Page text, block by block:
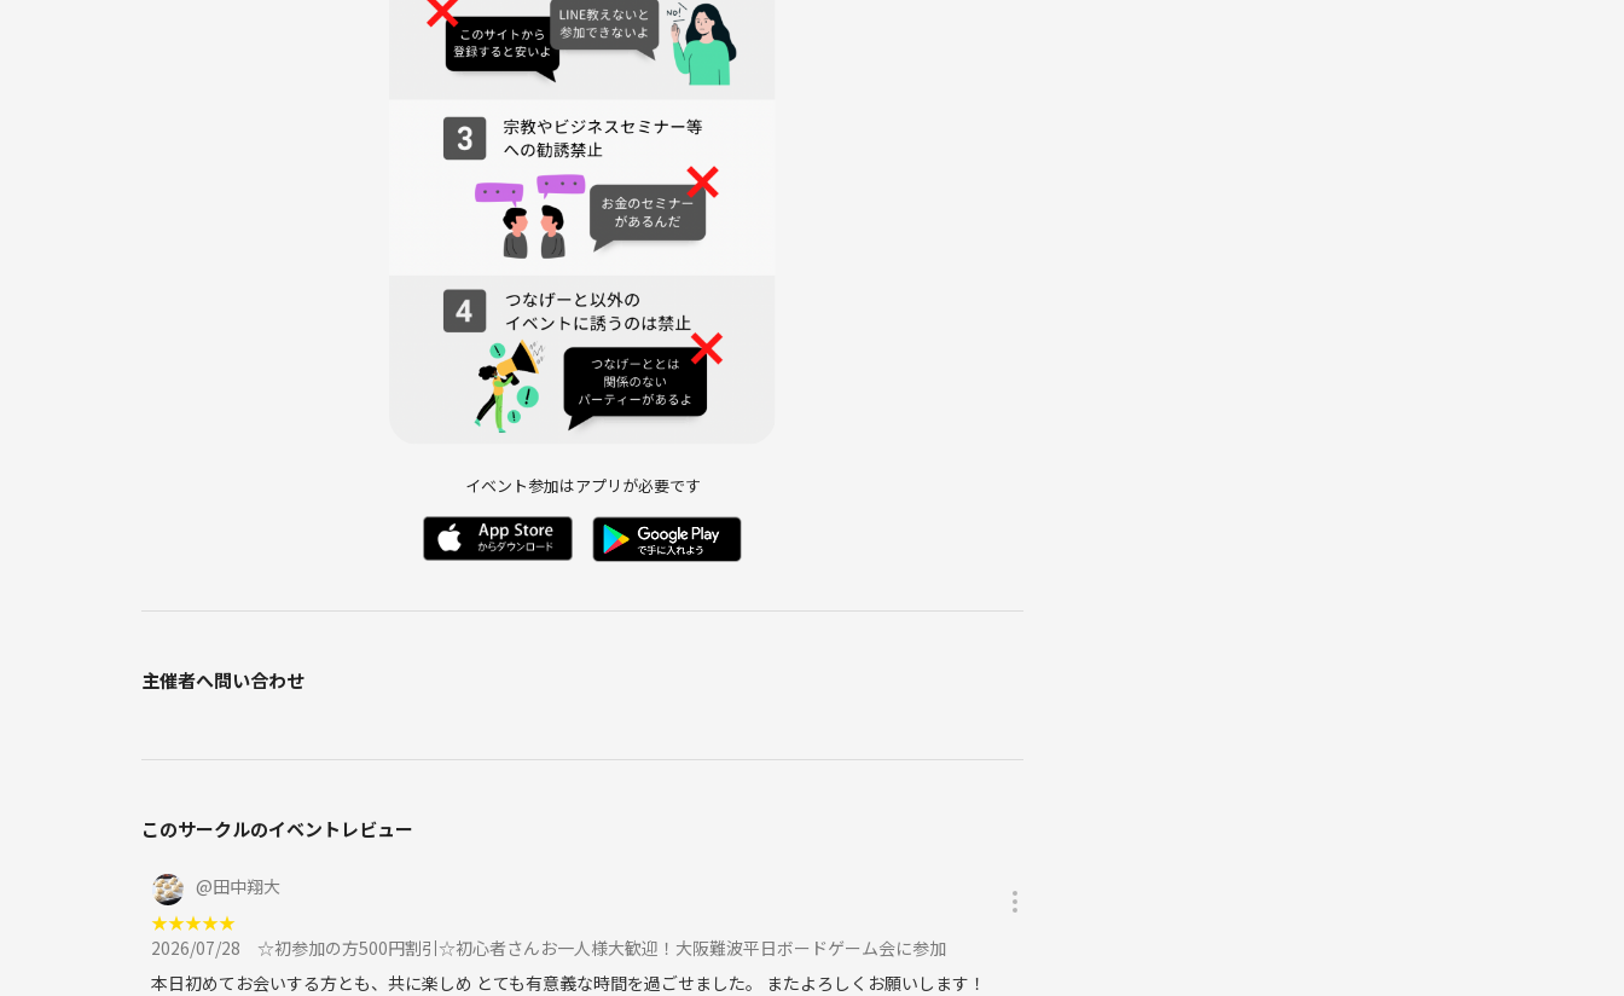
小学生未満のお子様は安全性を加味して参加不可
(小学生以上の方は親子さん同伴でのみ参加可能)
■初心者の方も参加されますので全員に謙虚な対応をお願い致します。
■宗教やネットワークビジネスなど勧誘目的での参加はご遠慮ください。
■参加方法：ツナゲートで申し込む
イベント参加はアプリが必要です
主催者へ問い合わせ
このサークルのイベントレビュー
@田中翔大
★★★★★
2026/07/28
☆初参加の方500円割引☆初心者さんお一人様大歓迎！大阪難波平日ボードゲーム会に参加
本日初めてお会いする方とも、共に楽しめ とても有意義な時間を過ごせました。 またよろしくお願いします！